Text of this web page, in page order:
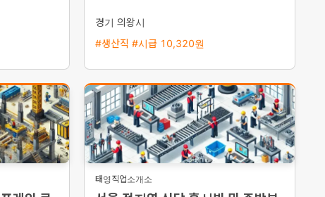
경기 의왕시
#생산직 #시급 10,320원
태영직업소개소